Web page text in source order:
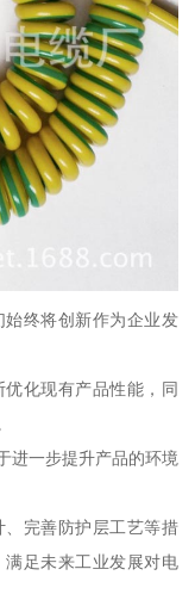
终将创新作为企业发
化现有产品性能，同
进一步提升产品的环境
完善防护层工艺等措
足未来工业发展对电